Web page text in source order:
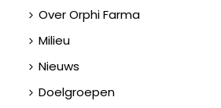
Over Orphi Farma
Milieu
Nieuws
Doelgroepen